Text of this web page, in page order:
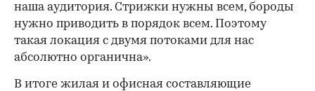
наша аудитория. Стрижки нужны всем, бороды
нужно приводить в порядок всем. Поэтому
такая локация с двумя потоками для нас
абсолютно органична».
В итоге жилая и офисная составляющие